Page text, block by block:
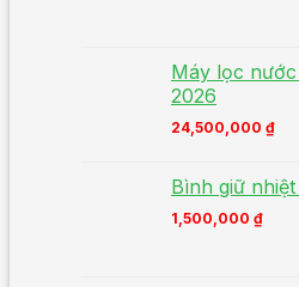
Máy lọc
2026
24,500,000 ₫
Bình giữ
1,500,000 ₫